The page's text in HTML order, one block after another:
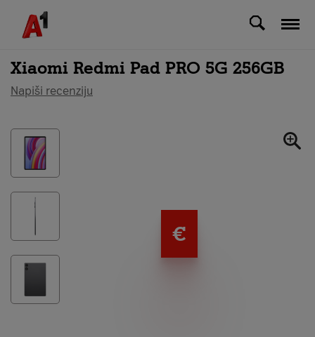
Svi uređaji
Xiaomi Redmi Pad PRO 5G 256GB
Napiši recenziju
€